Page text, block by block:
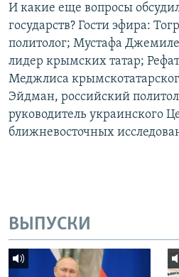
И какие еще вопросы
государств? Гости эфира:
политолог; Мустафа
лидер крымских татар;
Меджлиса
Эйдман, российский
руководитель украинского
ближневосточных
ВЫПУСКИ